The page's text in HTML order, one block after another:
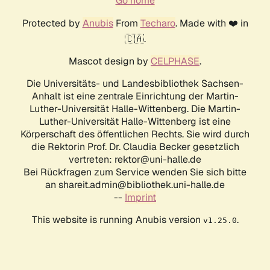
Protected by AnubisFrom Techaro. Made with ❤️ in
🇨🇦.
Mascot design by CELPHASE.
Die Universitäts- und Landesbibliothek Sachsen-
Anhalt ist eine zentrale Einrichtung der Martin-
Luther-Universität Halle-Wittenberg. Die Martin-
Luther-Universität Halle-Wittenberg ist eine
Körperschaft des öffentlichen Rechts. Sie wird durch
die Rektorin Prof. Dr. Claudia Becker gesetzlich
vertreten: rektor@uni-halle.de
Bei Rückfragen zum Service wenden Sie sich bitte
an shareit.admin@bibliothek.uni-halle.de
-- Imprint
This website is running Anubis version v1.25.0.